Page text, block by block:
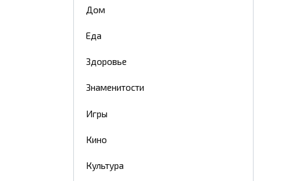
Дом
Еда
Здоровье
Знаменитости
Игры
Кино
Культура